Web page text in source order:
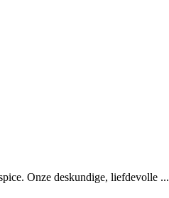
Onze deskundige, liefdevolle ...